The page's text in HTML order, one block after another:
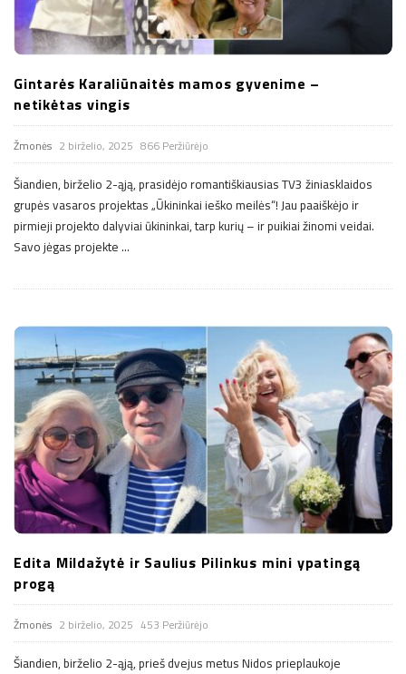
Gintarės Karaliūnaitės mamos gyvenime –
netikėtas vingis
Žmonės 2 birželio, 2025 866 Peržiūrėjo
Šiandien, birželio 2-ąją, prasidėjo romantiškiausias TV3 žiniasklaidos
grupės vasaros projektas „Ūkininkai ieško meilės“! Jau paaiškėjo ir
pirmieji projekto dalyviai ūkininkai, tarp kurių – ir puikiai žinomi veidai.
Savo jėgas projekte …
Edita Mildažytė ir Saulius Pilinkus mini ypatingą
progą
Žmonės 2 birželio, 2025 453 Peržiūrėjo
Šiandien, birželio 2-ąją, prieš dvejus metus Nidos prieplaukoje